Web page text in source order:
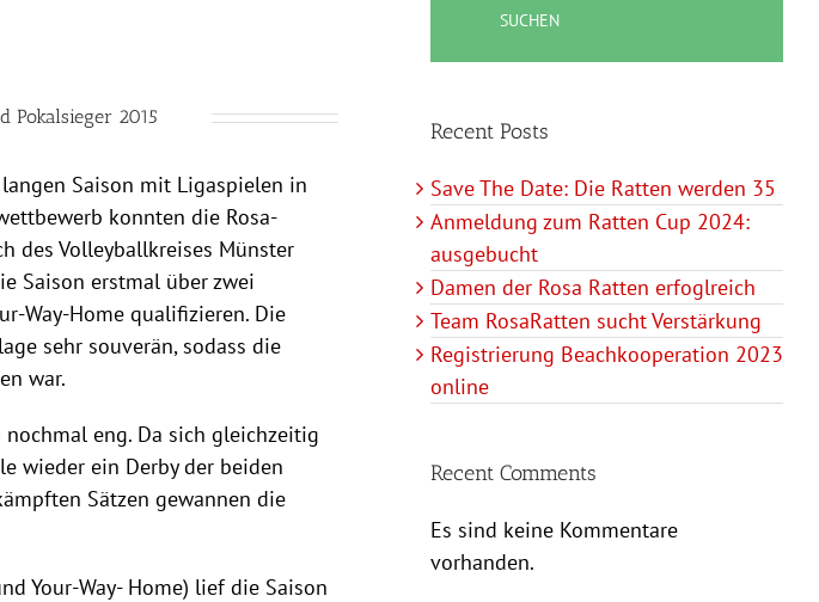
Pokalsieger 2015
Saison mit Ligaspielen in
konnten die Rosa-
des Volleyballkreises Münster
Saison erstmal über zwei
Way-Home qualifizieren. Die
sehr souverän, sodass die
war.
eng. Da sich gleichzeitig
wieder ein Derby der beiden
Sätzen gewannen die
Your-Way- Home) lief die Saison
SUCHEN
Recent Posts
Save The Date: Die Ratten werden 35
Anmeldung zum Ratten Cup 2024:
ausgebucht
Damen der Rosa Ratten erfoglreich
Team RosaRatten sucht Verstärkung
Registrierung Beachkooperation 2023
online
Recent Comments
Es sind keine Kommentare
vorhanden.